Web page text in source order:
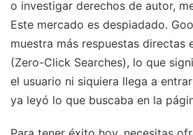
o investigar derechos de autor,
Este mercado es despiadado.
muestra más respuestas directas
(Zero-Click Searches), lo que
el usuario ni siquiera llega a
ya leyó lo que buscaba en la